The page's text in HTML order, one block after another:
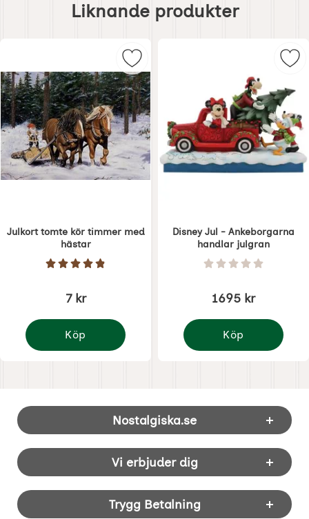
Liknande produkter
Julkort tomte kör timmer med
hästar
Art. nr 7336 Betyg: 4.9 Stjärnor av 5
7 kr
Köp
Julkort tomte kör timmer med hästar
Markera julkort tomte kör timmer
Disney Jul - Ankeborgarna
handlar julgran
Art. nr 7410 Betyg: 0 Stjärnor
1695 kr
Köp
Disney Jul -
Sidfot Blandad info och länkar
Nostalgiska.se
Vi erbjuder dig
Trygg Betalning